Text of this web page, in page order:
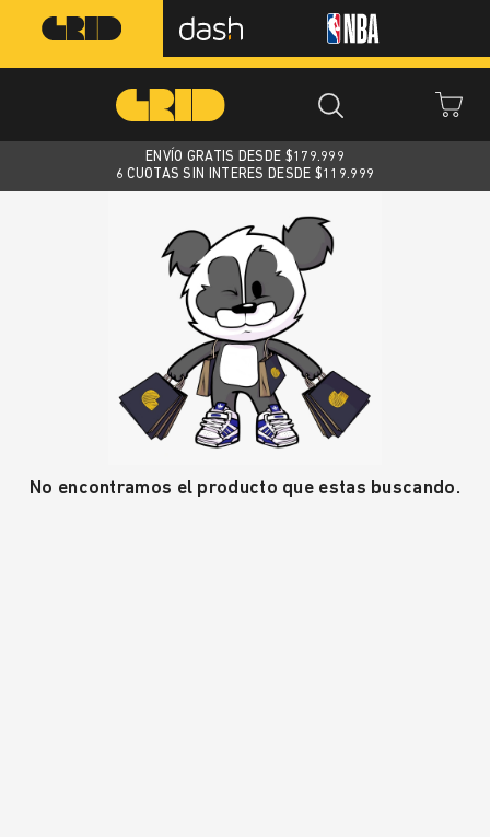
ENVÍO GRATIS DESDE $179.999
6 CUOTAS SIN INTERES DESDE $119.999
No encontramos el producto que estas buscando.